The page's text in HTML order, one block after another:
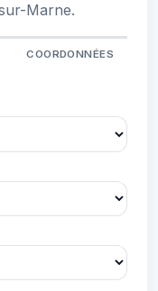
Marne.
COORDONNÉES